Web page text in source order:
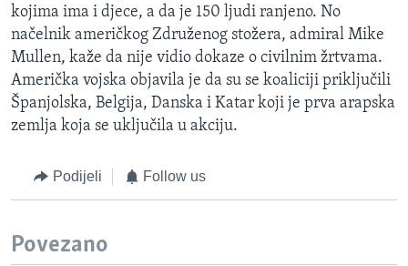
kojima ima i djece, a da je 150 ljudi ranjeno. No
načelnik američkog Združenog stožera, admiral Mike
Mullen, kaže da nije vidio dokaze o civilnim žrtvama.
Američka vojska objavila je da su se koaliciji priključili
Španjolska, Belgija, Danska i Katar koji je prva arapska
zemlja koja se uključila u akciju.
Podijeli Follow us
Povezano